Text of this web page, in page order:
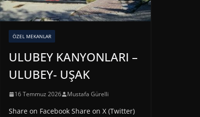
ÖZEL MEKANLAR
ULUBEY KANYONLARI –
ULUBEY- UŞAK
16 Temmuz 2026 Mustafa Gürelli
Share on Facebook Share on X (Twitter)